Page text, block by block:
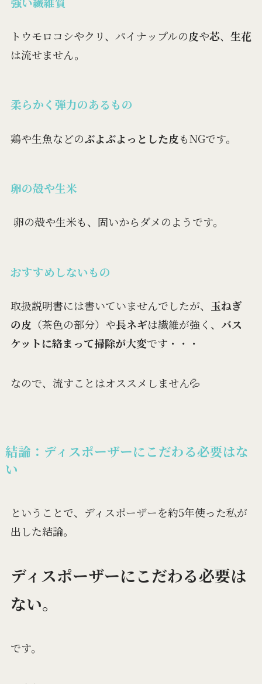
トウモロコシやクリ、パイナップルの皮や芯、 生花
は流せません。
柔らかく弾力のあるもの
鶏や生魚などのぶよぶよっとした皮もNGです。
卵の殻や生米
卵の殻や生米も、固いからダメのようです。
おすすめしないもの
取扱説明書には書いていませんでしたが、 玉ねぎ
の皮 （茶色の部分）や長ネギは繊維が強く、 バス
ケットに絡まって掃除が大変です・・・
なので、流すことはオススメしません💦
結論：ディスポーザーにこだわる必要はな
い
ということで、ディスポーザーを約5年使った私が
出した結論。
ディスポーザーにこだわる必要は
ない。
です。